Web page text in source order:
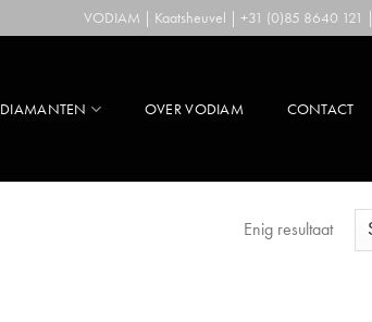
VODIAM | Kaatsheuvel | +31 (0)85 8640 121 |
DIAMANTEN OVER VODIAM CONTACT
Enig resultaat